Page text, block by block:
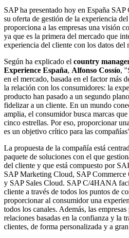
SAP ha presentado hoy en España
su oferta de gestión de la experiencia
proporciona a las empresas una visión
ya que es la primera del mercado que
experiencia del cliente con los datos del
Según ha explicado el country
Experience España, Alfonso Cossío,
en el mercado, basada en el factor más
la relación con los consumidores: la
producto han pasado a un segundo
fidelizar a un cliente. En un mundo
amplia, el consumidor busca marcas
cinco estrellas. Por eso, proporcionar
es un objetivo crítico para las
La propuesta de la compañía está
paquete de soluciones con el que
del cliente y que está compuesto por
SAP Marketing Cloud, SAP
y SAP Sales Cloud. SAP C/4HANA
cliente a través de todos los puntos de
proporcionar al consumidor una
todos los canales. Además, las
relaciones basadas en la confianza y la
clientes, de forma personalizada y a gran